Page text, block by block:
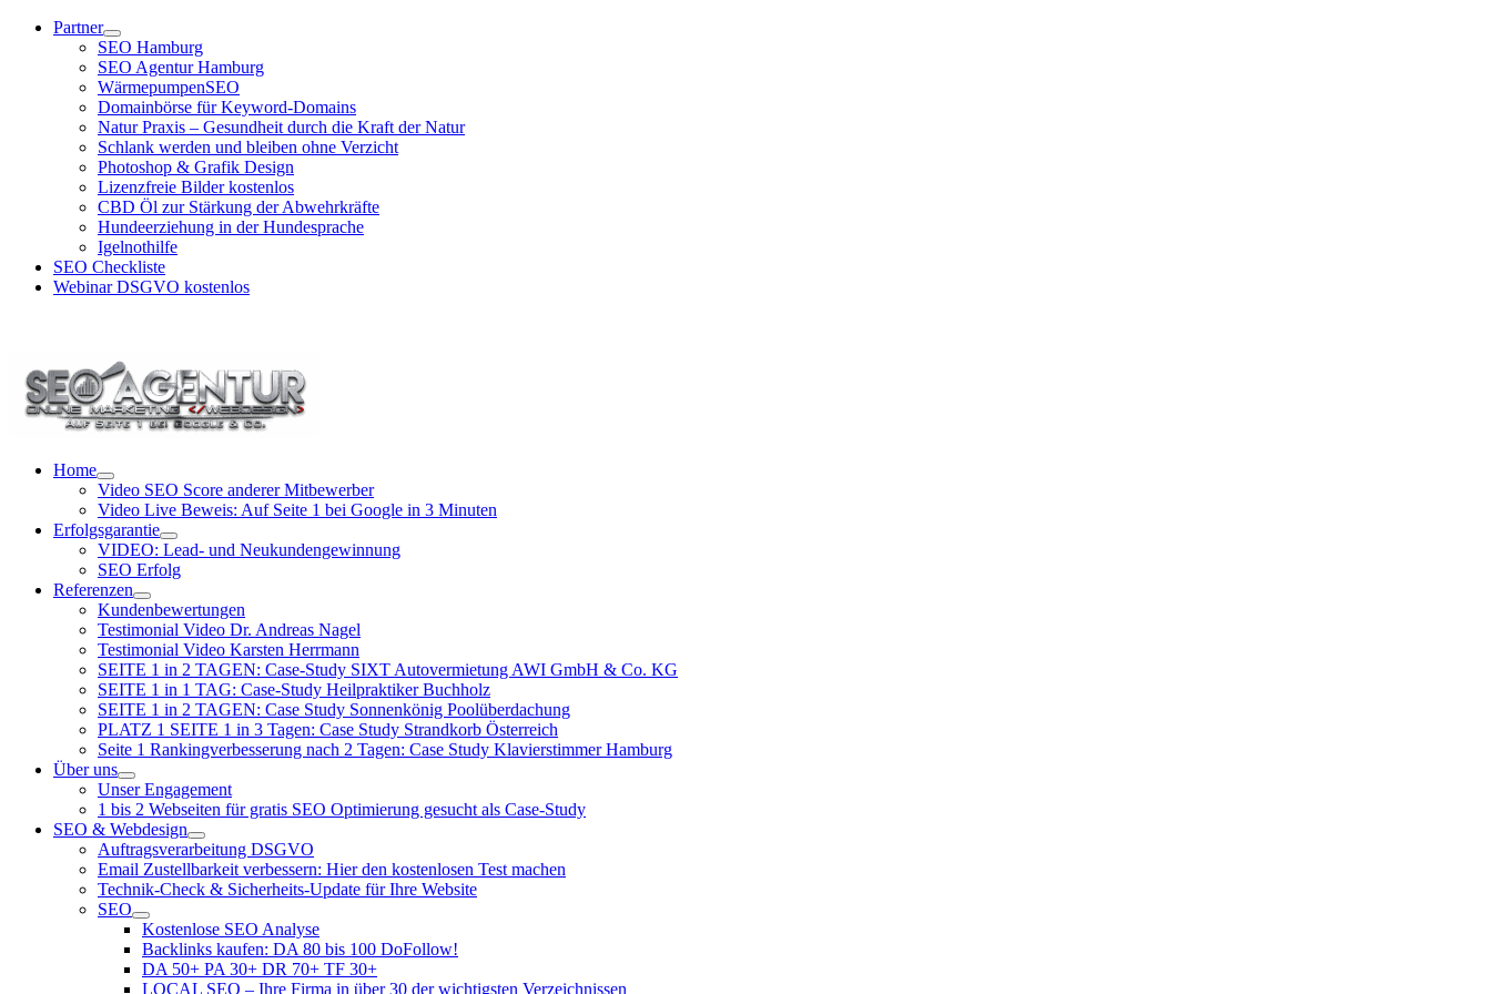
Zum
Partner
SEO Hamburg
SEO Agentur Hamburg
WärmepumpenSEO
Domainbörse für Keyword-Domains
Natur Praxis – Gesundheit durch die Kraft der Natur
Schlank werden und bleiben ohne Verzicht
Photoshop & Grafik Design
Lizenzfreie Bilder kostenlos
CBD Öl zur Stärkung der Abwehrkräfte
Hundeerziehung in der Hundesprache
Igelnothilfe
SEO Checkliste
Webinar DSGVO kostenlos
Home
Video SEO Score anderer Mitbewerber
Video Live Beweis: Auf Seite 1 bei Google in 3 Minuten
Erfolgsgarantie
VIDEO: Lead- und Neukundengewinnung
SEO Erfolg
Referenzen
Kundenbewertungen
Testimonial Video Dr. Andreas Nagel
Testimonial Video Karsten Herrmann
SEITE 1 in 2 TAGEN: Case-Study SIXT Autovermietung AWI GmbH & Co. KG
SEITE 1 in 1 TAG: Case-Study Heilpraktiker Buchholz
SEITE 1 in 2 TAGEN: Case Study Sonnenkönig Poolüberdachung
PLATZ 1 SEITE 1 in 3 Tagen: Case Study Strandkorb Österreich
Seite 1 Rankingverbesserung nach 2 Tagen: Case Study Klavierstimmer Hamburg
Über uns
Unser Engagement
1 bis 2 Webseiten für gratis SEO Optimierung gesucht als Case-Study
SEO & Webdesign
Auftragsverarbeitung DSGVO
Email Zustellbarkeit verbessern: Hier den kostenlosen Test machen
Technik-Check & Sicherheits-Update für Ihre Website
SEO
Kostenlose SEO Analyse
Backlinks kaufen: DA 80 bis 100 DoFollow!
DA 50+ PA 30+ DR 70+ TF 30+
LOCAL SEO – Ihre Firma in über 30 der wichtigsten Verzeichnissen